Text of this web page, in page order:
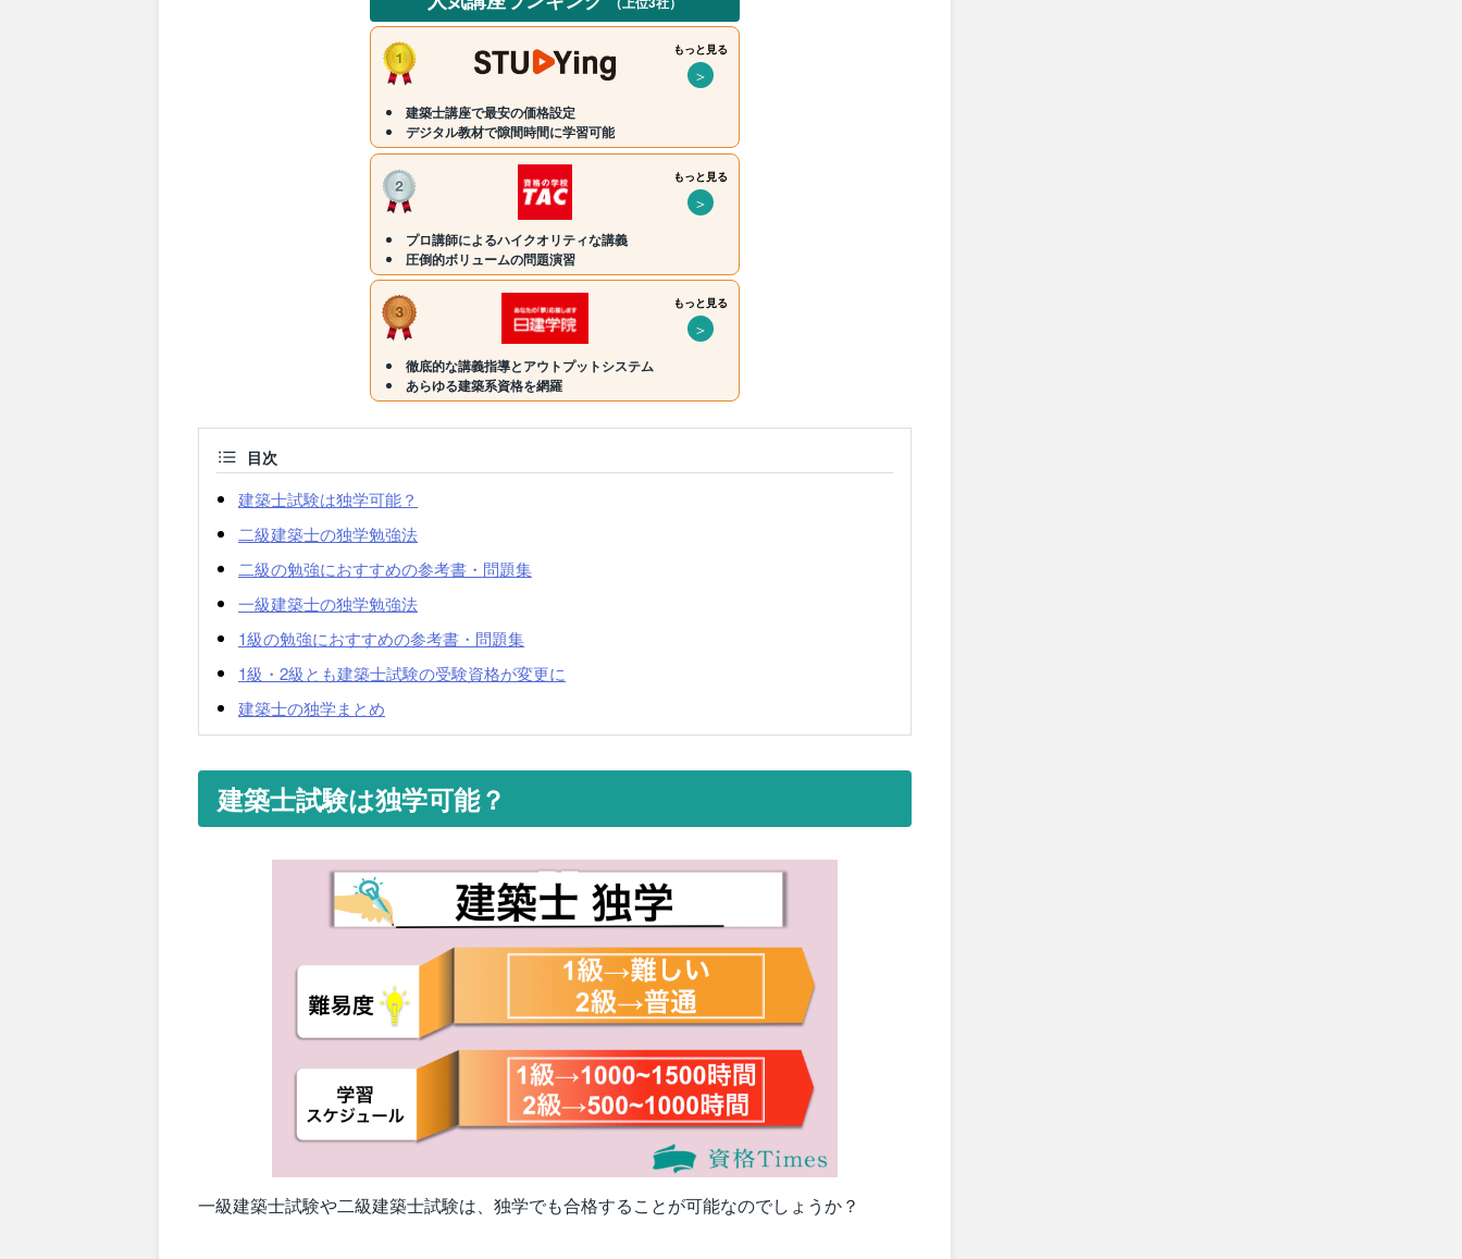
もっと見る
＞
建築士講座で最安の価格設定
デジタル教材で隙間時間に学習可能
もっと見る
＞
プロ講師によるハイクオリティな講義
圧倒的ボリュームの問題演習
もっと見る
＞
徹底的な講義指導とアウトプットシステム
あらゆる建築系資格を網羅
目次
建築士試験は独学可能？
二級建築士の独学勉強法
二級の勉強におすすめの参考書・問題集
一級建築士の独学勉強法
1級の勉強におすすめの参考書・問題集
1級・2級とも建築士試験の受験資格が変更に
建築士の独学まとめ
建築士試験は独学可能？
一級建築士試験や二級建築士試験は、独学でも合格することが可能なのでしょうか？